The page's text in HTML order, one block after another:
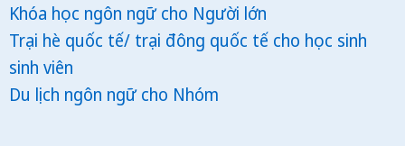
Khóa học ngôn ngữ cho Người lớn
Trại hè quốc tế/ trại đông quốc tế cho học sinh
sinh viên
Du lịch ngôn ngữ cho Nhóm